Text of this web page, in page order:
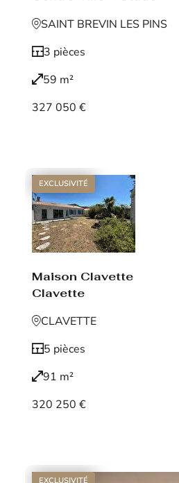
SAINT BREVIN LES PINS
3 pièces
59 m²
327 050 €
EXCLUSIVITÉ
Maison Clavette
Clavette
CLAVETTE
5 pièces
91 m²
320 250 €
EXCLUSIVITÉ